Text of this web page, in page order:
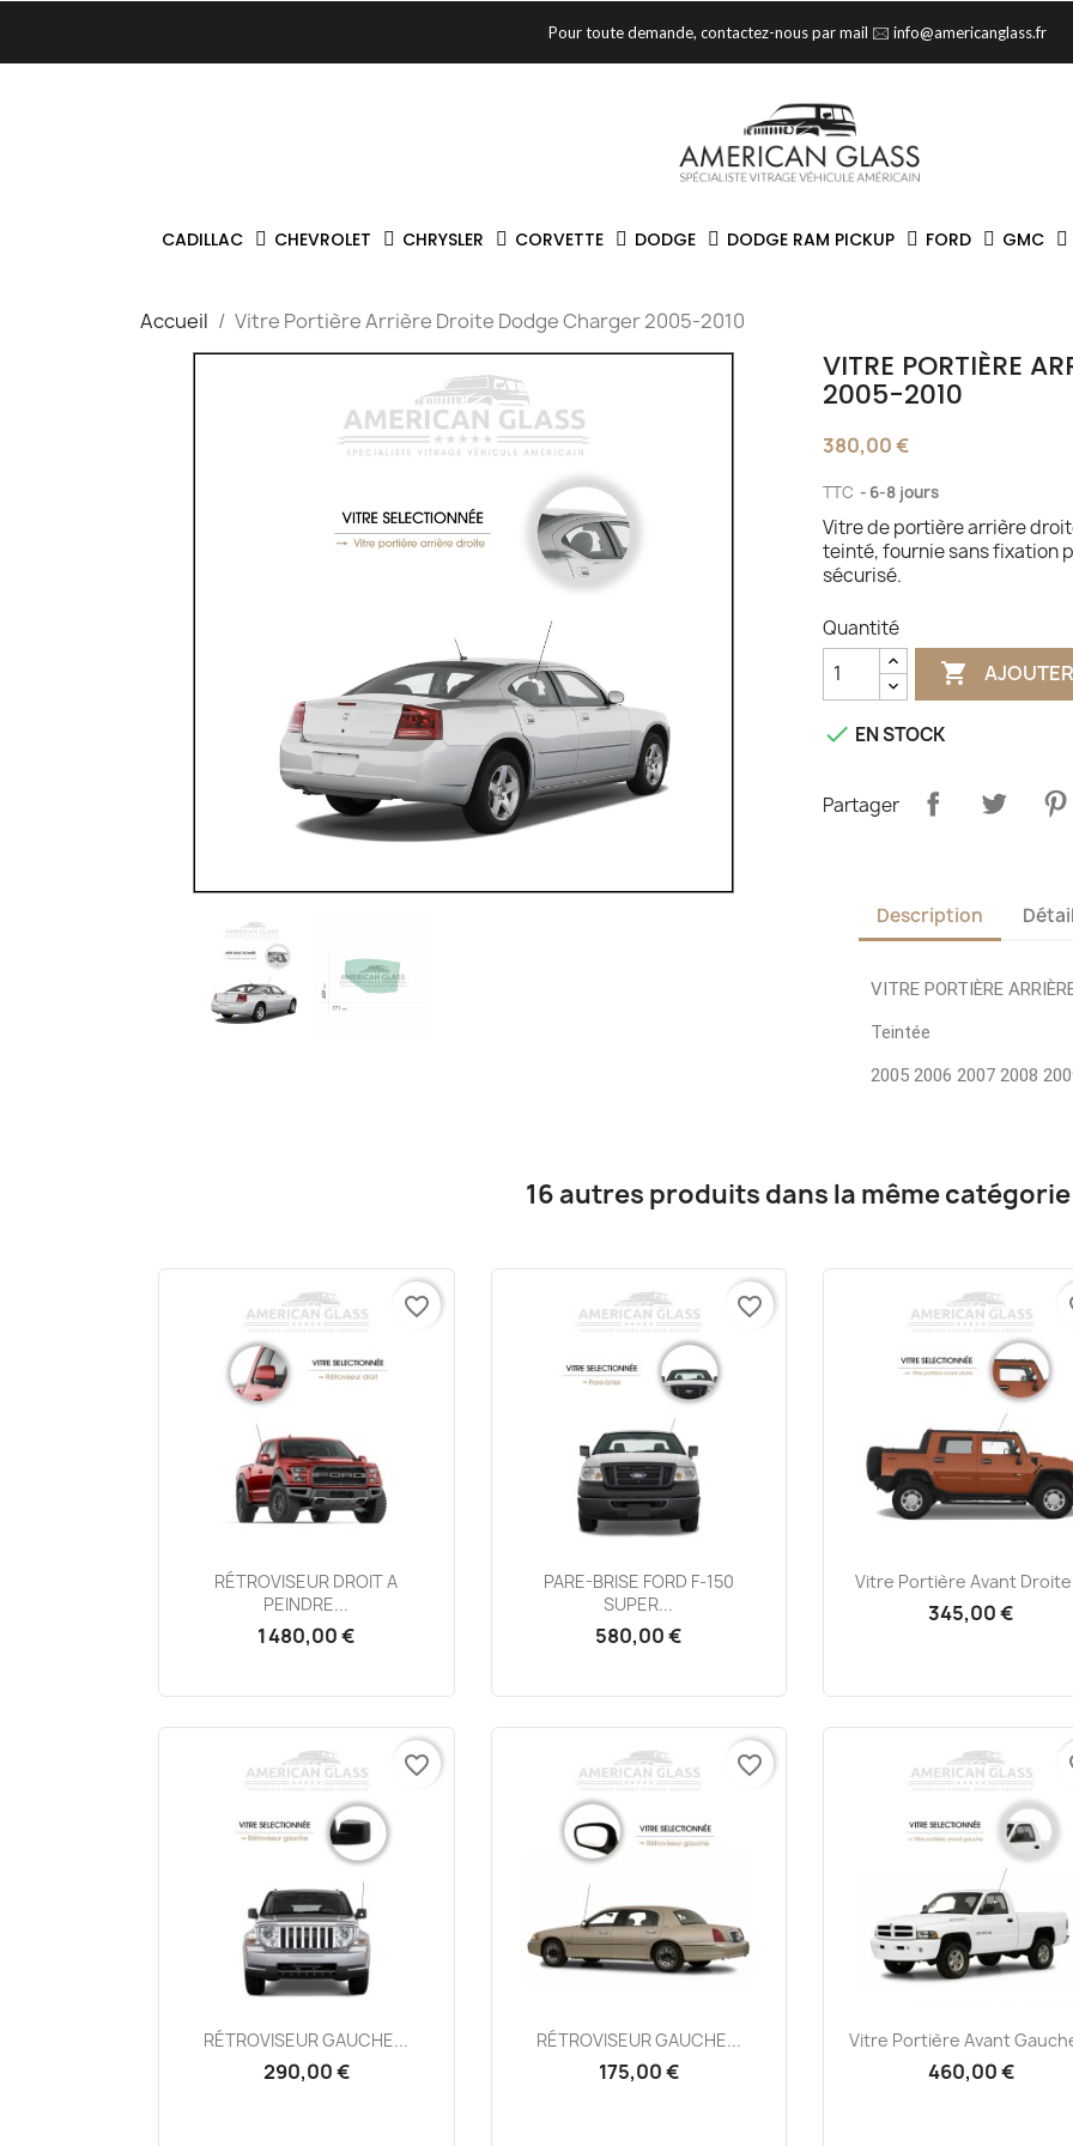
Pour toute demande, contactez-nous par mail 🖂 info@americanglass.fr
CADILLAC CHEVROLET CHRYSLER CORVETTE DODGE DODGE RAM PICKUP FORD GMC
Accueil Vitre Portière Arrière Droite Dodge Charger 2005-2010
VITRE PORTIÈRE
2005-2010
380,00 €
TTC 6-8 jours
Vitre de portière arrière
teinté, fournie sans fixation
sécurisé.
Quantité

 EN STOCK
Partager
Description
VITRE PORTIÈRE
Teintée
2005 2006 2007 2008
16 autres produits dans la même catégorie
Aperçu rapide
RÉTROVISEUR DROIT A
PEINDRE...
1 480,00 €
favorite_border
Aperçu rapide
PARE-BRISE FORD F-150
SUPER...
580,00 €
favorite_border
Aperçu rapide
Vitre Portière Avant
345,00 €
Aperçu rapide
RÉTROVISEUR GAUCHE...
290,00 €
favorite_border
Aperçu rapide
RÉTROVISEUR GAUCHE...
175,00 €
favorite_border
Aperçu rapide
Vitre Portière Avant
460,00 €